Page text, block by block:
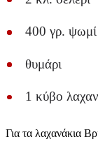
400 γρ. ψωμί
θυμάρι
1 κύβο
Για τα λαχανάκια